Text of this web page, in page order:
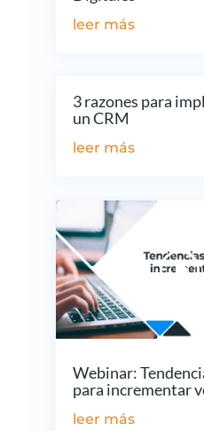
leer más
3 razones para
un CRM
leer más
Webinar:
para incrementar
leer más